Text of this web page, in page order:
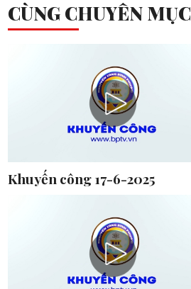
CÙNG CHUYÊN MỤC
Khuyến công 17-6-2025